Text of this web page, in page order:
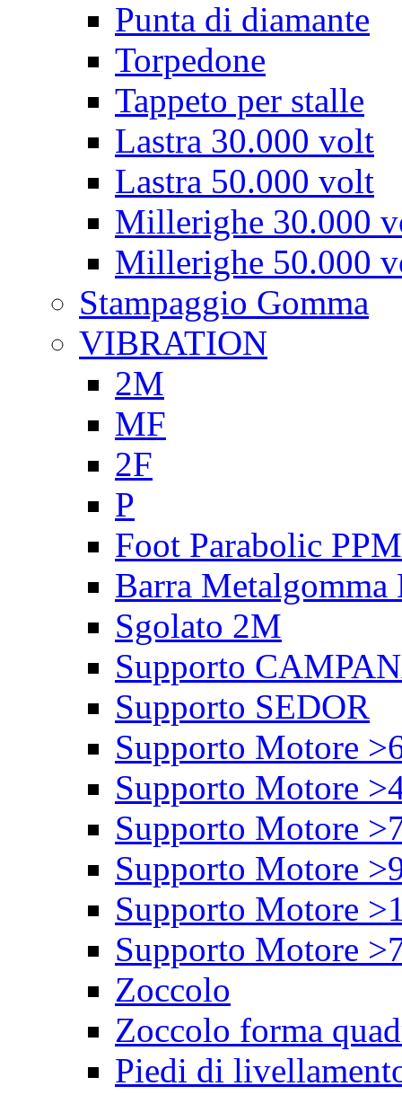
Punta di diamante
Torpedone
Tappeto per stalle
Lastra 30.000 volt
Lastra 50.000 volt
Millerighe 30.000
Millerighe 50.000
Stampaggio Gomma
VIBRATION
2M
MF
2F
P
Foot Parabolic PPM
Barra Metalgomma
Sgolato 2M
Supporto
Supporto SEDOR
Supporto Motore
Supporto Motore
Supporto Motore
Supporto Motore
Supporto Motore
Supporto Motore
Zoccolo
Zoccolo forma
Piedi di